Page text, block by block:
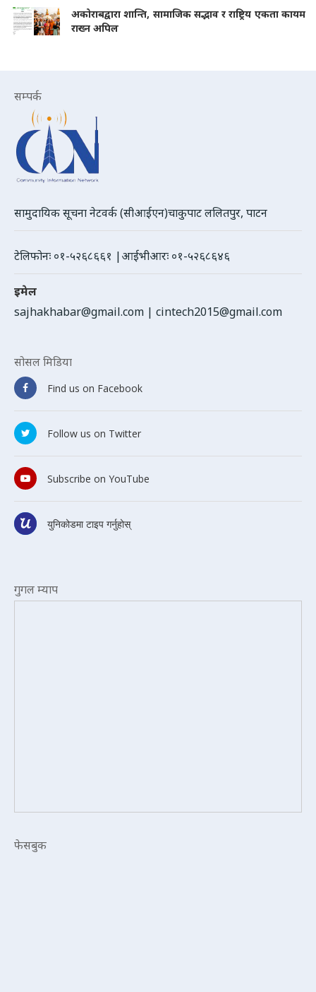
अकोराबद्वारा शान्ति, सामाजिक सद्भाव र राष्ट्रिय एकता कायम
राख्न अपिल
सम्पर्क
सामुदायिक सूचना नेटवर्क (सीआईएन)चाकुपाट ललितपुर, पाटन
टेलिफोनः ०१-५२६८६६१ |आईभीआरः ०१-५२६८६४६
इमेल
sajhakhabar@gmail.com | cintech2015@gmail.com
सोसल मिडिया
Find us on Facebook
Follow us on Twitter
Subscribe on YouTube
युनिकोडमा टाइप गर्नुहोस्
गुगल म्याप
फेसबुक